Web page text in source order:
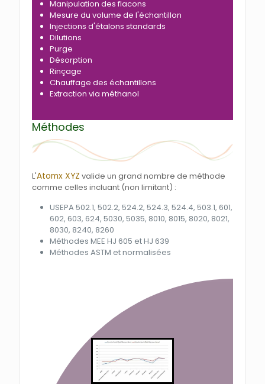
Manipulation des flacons
Mesure du volume de l'échantillon
Injections d'étalons standards
Dilutions
Purge
Désorption
Rinçage
Chauffage des échantillons
Extraction via méthanol
Méthodes
L'Atomx XYZ valide un grand nombre de méthode
comme celles incluant (non limitant) :
USEPA 502.1, 502.2, 524.2, 524.3, 524.4, 503.1, 601,
602, 603, 624, 5030, 5035, 8010, 8015, 8020, 8021,
8030, 8240, 8260
Méthodes MEE HJ 605 et HJ 639
Méthodes ASTM et normalisées